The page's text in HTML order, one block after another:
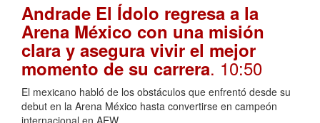
Andrade El Ídolo regresa a la
Arena México con una misión
clara y asegura vivir el mejor
momento de su carrera. 10:50
El mexicano habló de los obstáculos que enfrentó desde su
debut en la Arena México hasta convertirse en campeón